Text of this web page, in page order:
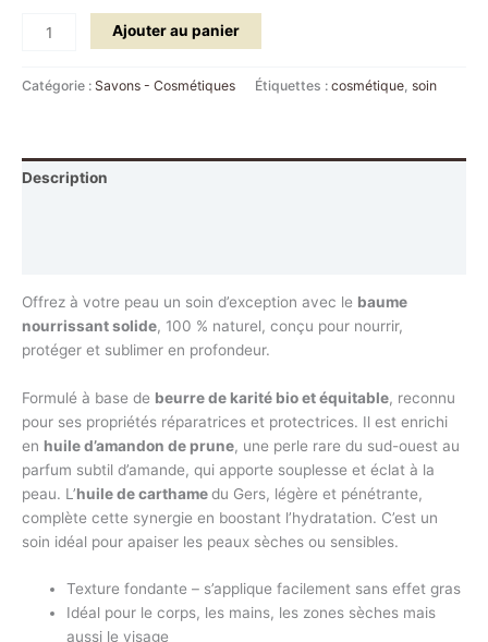
Ajouter au panier
Catégorie : Savons - Cosmétiques Étiquettes : cosmétique, soin
Description
Offrez à votre peau un soin d’exception avec le baume
nourrissant solide, 100 % naturel, conçu pour nourrir,
protéger et sublimer en profondeur.
Formulé à base de beurre de karité bio et équitable, reconnu
pour ses propriétés réparatrices et protectrices. Il est enrichi
en huile d’amandon de prune, une perle rare du sud-ouest au
parfum subtil d’amande, qui apporte souplesse et éclat à la
peau. L’huile de carthamedu Gers, légère et pénétrante,
complète cette synergie en boostant l’hydratation. C’est un
soin idéal pour apaiser les peaux sèches ou sensibles.
Texture fondante – s’applique facilement sans effet gras
Idéal pour le corps, les mains, les zones sèches mais
aussi le visage